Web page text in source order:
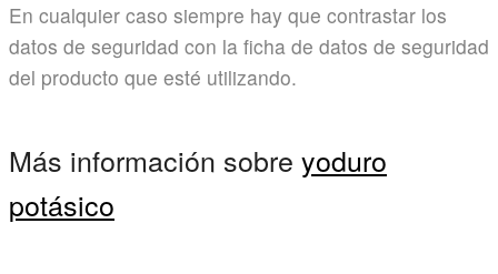
En cualquier caso siempre hay que contrastar los
datos de seguridad con la ficha de datos de seguridad
del producto que esté utilizando.
Más información sobre yoduro
potásico